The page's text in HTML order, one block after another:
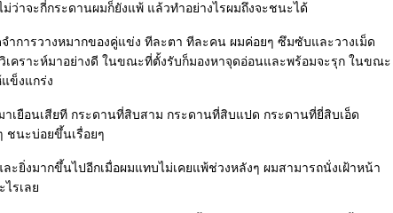
ว่าจะกี่กระดานผมก็ยังแพ้ แล้วทำอย่างไรผมถึงจะชนะได้
ำการวางหมากของคู่แข่ง ทีละตา ทีละคน ผมค่อยๆ ซึมซับและวางเม็ด
เคราะห์มาอย่างดี ในขณะที่ตั้งรับก็มองหาจุดอ่อนและพร้อมจะรุก ในขณะ
ข็งแกร่ง
ยือนเสียที กระดานที่สิบสาม กระดานที่สิบแปด กระดานที่ยี่สิบเอ็ด
ชนะบ่อยขึ้นเรื่อยๆ
ะยิ่งมากขึ้นไปอีกเมื่อผมแทบไม่เคยแพ้ช่วงหลังๆ ผมสามารถนั่งเฝ้าหน้า
ไรเล